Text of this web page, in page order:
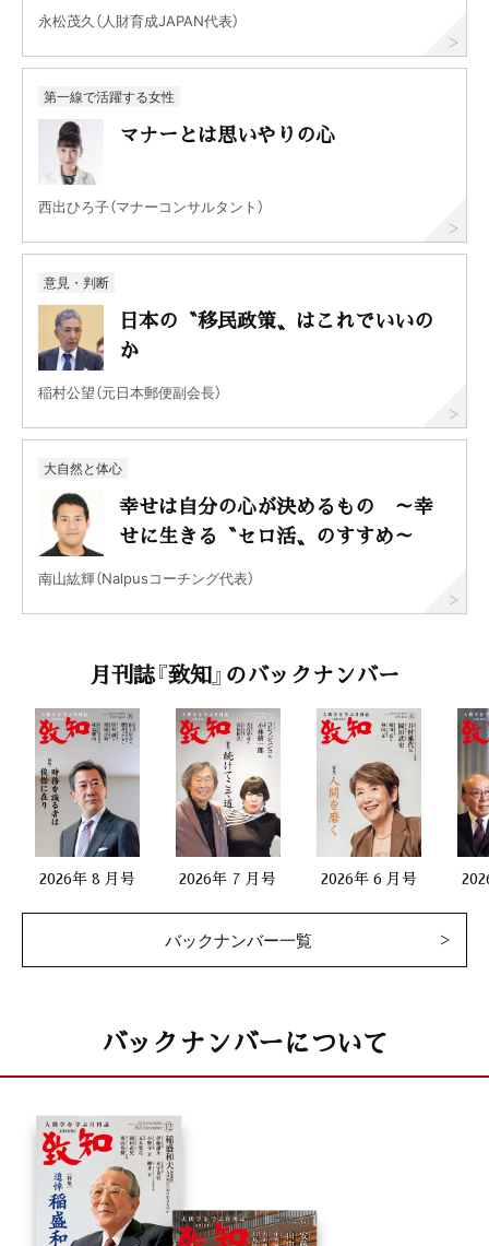
永松茂久（人財育成JAPAN代表）
第一線で活躍する女性
マナーとは思いやりの心
西出ひろ子（マナーコンサルタント）
意見・判断
日本の〝移民政策〟はこれでいいの
か
稲村公望（元日本郵便副会長）
大自然と体心
幸せは自分の心が決めるもの ～幸
せに生きる〝セロ活〟のすすめ～
南山紘輝（Nalpusコーチング代表）
月刊誌『致知』のバックナンバー
2026年 8 月号 2026年 7 月号 2026年 6 月号
バックナンバー一覧
バックナンバーについて